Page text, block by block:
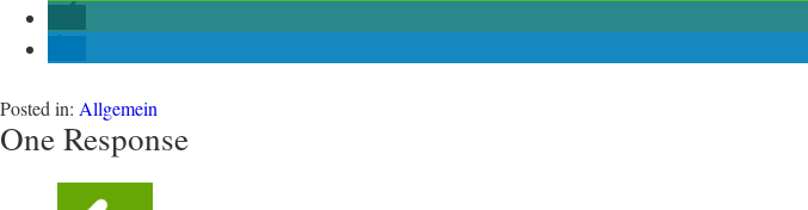
Posted in: Allgemein
One Response